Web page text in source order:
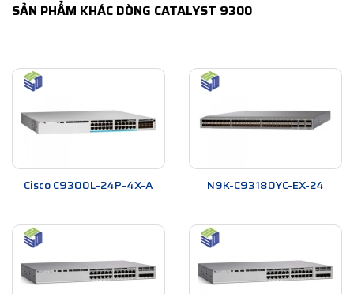
SẢN PHẨM KHÁC DÒNG CATALYST 9300
Cisco C9300L-24P-4X-A N9K-C93180YC-EX-24